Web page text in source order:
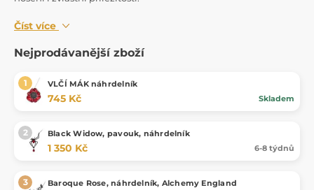
Číst více
Nejprodávanější zboží
VLČÍ MÁK náhrdelník
745 Kč Skladem
Black Widow, pavouk, náhrdelník
1 350 Kč 6-8 týdnů
Baroque Rose, náhrdelník, Alchemy England